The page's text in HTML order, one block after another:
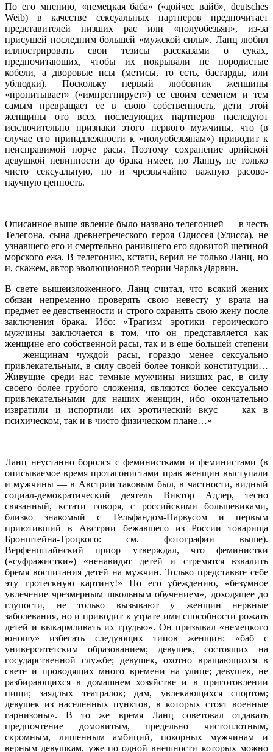
По его мнению, «немецкая баба» («дойчес вайб», deutsches
Weib) в качестве сексуальных партнеров предпочитает
представителей низших рас или «полуобезьян», из-за
присущей последним большей «мужской силы». Ланц любил
иллюстрировать свои тезисы рассказами о суках,
предпочитающих, чтобы их покрывали не породистые
кобели, а дворовые псы (метисы, то есть, бастарды, или
ублюдки). Поскольку первый любовник женщины
«пропитывает» («импрегнирует») ее своим семенем и тем
самым превращает ее в свою собственность, дети этой
женщины ото всех последующих партнеров наследуют
исключительно признаки этого первого мужчины, что (в
случае его принадлежности к «полуобезьянам») приводит к
неисправимой порче расы. Поэтому сохранение арийской
девушкой невинности до брака имеет, по Ланцу, не только
чисто сексуальную, но и чрезвычайно важную расово-
научную ценность.
Описанное выше явление было названо телегонией — в честь
Телегона, сына древнегреческого героя Одиссея (Улисса), не
узнавшего его и смертельно ранившего его ядовитой щетиной
морского ежа. В телегонию, кстати, верил не только Ланц, но
и, скажем, автор эволюционной теории Чарльз Дарвин.
В свете вышеизложенного, Ланц считал, что всякий жених
обязан непременно проверять свою невесту у врача на
предмет ее девственности и строго охранять свою жену после
заключения брака. Ибо: «Трагизм эротики героического
мужчины заключается в том, что он представляется как
женщине его собственной расы, так и в еще большей степени
— женщинам чуждой расы, гораздо менее сексуально
привлекательным, в силу своей более тонкой конституции…
Живущие среди нас темные мужчины низших рас, в силу
своего более грубого сложения, являются более сексуально
привлекательными для наших женщин, ибо окончательно
извратили и испортили их эротический вкус — как в
психическом, так и в чисто физическом плане…»
Ланц неустанно боролся с феминистками и феминистами (в
описываемое время протагонистами прав женщин выступали
и мужчины — в Австрии таковым был, в частности, видный
социал-демократический деятель Виктор Адлер, тесно
связанный, кстати говоря, с российскими большевиками,
близко знакомый с Гельфандом-Парвусом и первым
приютивший в Австрии бежавшего из России товарища
Бронштейна-Троцкого: см. фотографии выше).
Верфенштайнский приор утверждал, что феминистки
(«суфражистки») «ненавидят детей и стремятся взвалить
бремя воспитания детей на мужчин. Только представьте себе
эту гротескную картину!» По его убеждению, «безумное
увлечение чрезмерным школьным обучением», доходящее до
глупости, не только вызывают у женщин нервные
заболевания, но и приводит к утрате ими способности рожать
детей и выкармливать их грудью». Он призывал «немецкого
юношу» избегать следующих типов женщин: «баб с
университетским образованием; девушек, состоящих на
государственной службе; девушек, охотно вращающихся в
свете и проводящих много времени на улице; девушек, не
разбирающихся в домашнем хозяйстве и в приготовлении
пищи; заядлых театралок; дам, увлекающихся спортом;
девушек из населенных пунктов, в которых стоят военные
гарнизоны». В то же время Ланц советовал отдавать
предпочтение домовитым, предельно чистоплотным,
скромным, лишенным амбиций, покорных мужчинам и
верным девушкам, уже по одной внешности которых можно